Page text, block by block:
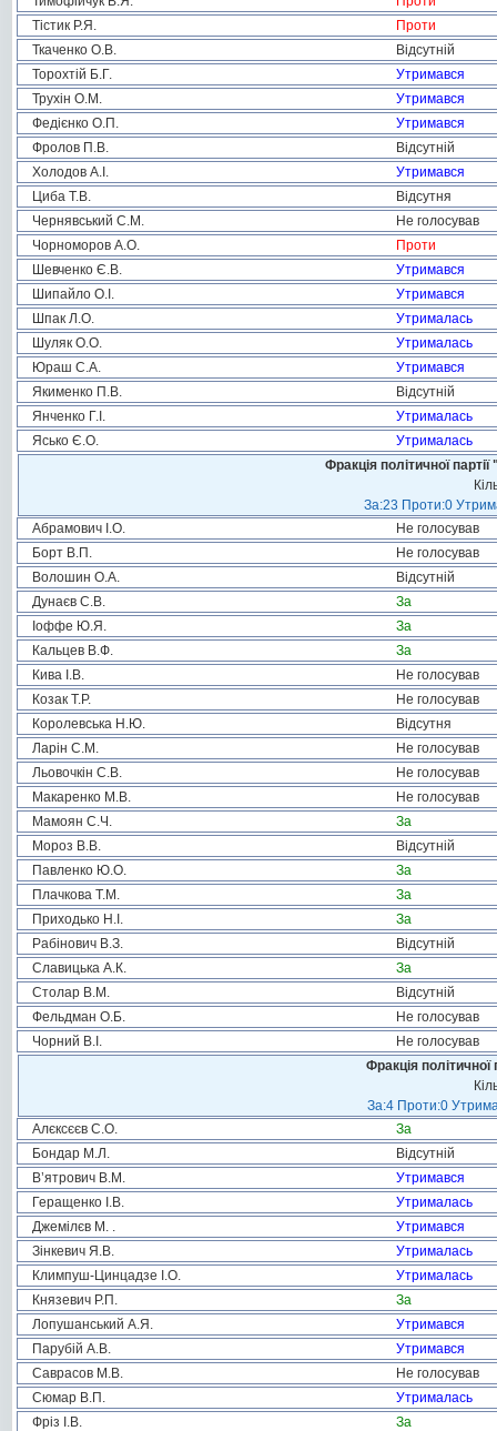
Тістик Р.Я.
Проти
Ткаченко О.В.
Відсутній
Торохтій Б.Г.
Утримався
Трухін О.М.
Утримався
Федієнко О.П.
Утримався
Фролов П.В.
Відсутній
Холодов А.І.
Утримався
Циба Т.В.
Відсутня
Чернявський С.М.
Не голосував
Чорноморов А.О.
Проти
Шевченко Є.В.
Утримався
Шипайло О.І.
Утримався
Шпак Л.О.
Утрималась
Шуляк О.О.
Утрималась
Юраш С.А.
Утримався
Якименко П.В.
Відсутній
Янченко Г.І.
Утрималась
Ясько Є.О.
Утрималась
Фракція політичної
За:23 Проти:0
Абрамович І.О.
Не голосував
Борт В.П.
Не голосував
Волошин О.А.
Відсутній
Дунаєв С.В.
За
Іоффе Ю.Я.
За
Кальцев В.Ф.
За
Кива І.В.
Не голосував
Козак Т.Р.
Не голосував
Королевська Н.Ю.
Відсутня
Ларін С.М.
Не голосував
Льовочкін С.В.
Не голосував
Макаренко М.В.
Не голосував
Мамоян С.Ч.
За
Мороз В.В.
Відсутній
Павленко Ю.О.
За
Плачкова Т.М.
За
Приходько Н.І.
За
Рабінович В.З.
Відсутній
Славицька А.К.
За
Столар В.М.
Відсутній
Фельдман О.Б.
Не голосував
Чорний В.І.
Не голосував
Фракція
За:4 Проти:0
Алєксєєв С.О.
За
Бондар М.Л.
Відсутній
В’ятрович В.М.
Утримався
Геращенко І.В.
Утрималась
Джемілєв М. .
Утримався
Зінкевич Я.В.
Утрималась
Климпуш-Цинцадзе І.О.
Утрималась
Князевич Р.П.
За
Лопушанський А.Я.
Утримався
Парубій А.В.
Утримався
Саврасов М.В.
Не голосував
Сюмар В.П.
Утрималась
Фріз І.В.
За